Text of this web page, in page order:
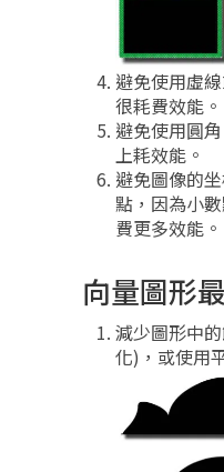
避免使用虛
很耗費效能。
避免使用圓
上耗效能。
避免圖像的
點，因為小
費更多效能。
向量圖形
減少圖形中
化)，或使用